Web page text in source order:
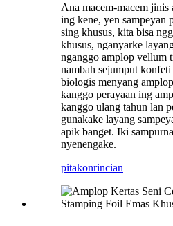
Ana macem-macem
ing kene, yen sampeyan
sing khusus, kita bisa
khusus, nganyarke
nganggo amplop vellum
nambah sejumput
biologis menyang
kanggo perayaan ing
kanggo ulang tahun lan
gunakake layang
apik banget. Iki
nyenengake.
pitakonrincian